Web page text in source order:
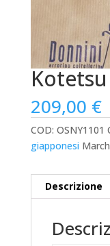
209,00 €
COD: OSNY1101
giapponesi
Descrizione